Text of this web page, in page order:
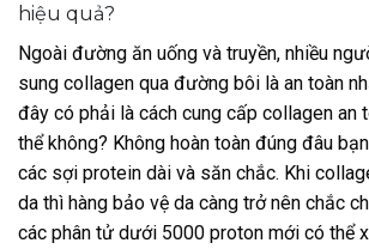
hiệu quả?
Ngoài đường ăn uống và truyền, nhiều
sung collagen qua đường bôi là an toàn
đây có phải là cách cung cấp collagen an
thể không? Không hoàn toàn đúng đâu
các sợi protein dài và săn chắc. Khi
da thì hàng bảo vệ da càng trở nên chắc
các phân tử dưới 5000 proton mới có thể